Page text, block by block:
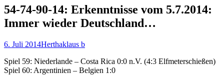
54-74-90-14: Erkenntnisse vom 5.7.2014:
Immer wieder Deutschland…
6. Juli 2014Herthaklaus b
Spiel 59: Niederlande – Costa Rica 0:0 n.V. (4:3 Elfmeterschießen)
Spiel 60: Argentinien – Belgien 1:0